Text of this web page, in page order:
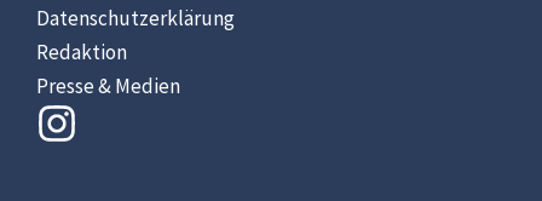
Datenschutzerklärung
Redaktion
Presse & Medien